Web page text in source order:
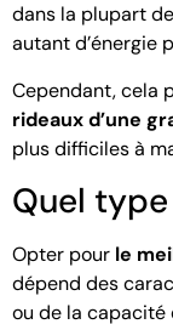
dans la plupart
autant d’énergie
Cependant, cela
rideaux d’une
plus difficiles à
Quel
Opter pour le
dépend des
ou de la capacité